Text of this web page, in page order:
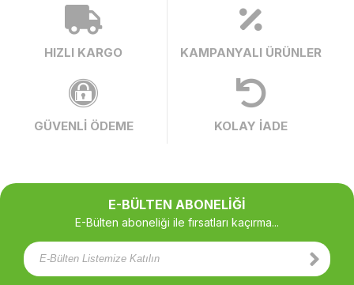
HIZLI KARGO KAMPANYALI ÜRÜNLER
GÜVENLİ ÖDEME KOLAY İADE
E-BÜLTEN ABONELİĞİ
E-Bülten aboneliği ile fırsatları kaçırma...